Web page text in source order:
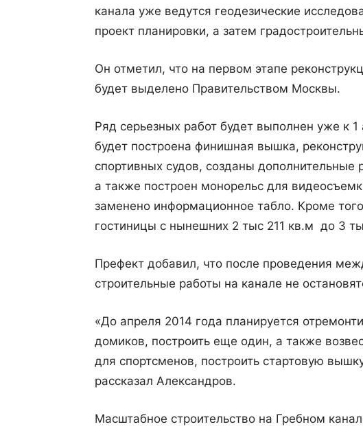
канала уже ведутся геодезические
проект планировки, а затем
Он отметил, что на первом этапе
будет выделено Правительством Москвы.
Ряд серьезных работ будет выполнен уже к
будет построена финишная вышка,
спортивных судов, созданы
а также построен монорельс для
заменено информационное табло. Кроме
гостиницы с нынешних 2 тыс 211 кв.м до 3
Префект добавил, что после проведения
строительные работы на канале не
«До апреля 2014 года планируется
домиков, построить еще один, а также
для спортсменов, построить стартовую
рассказал Александров.
Масштабное строительство на Гребном